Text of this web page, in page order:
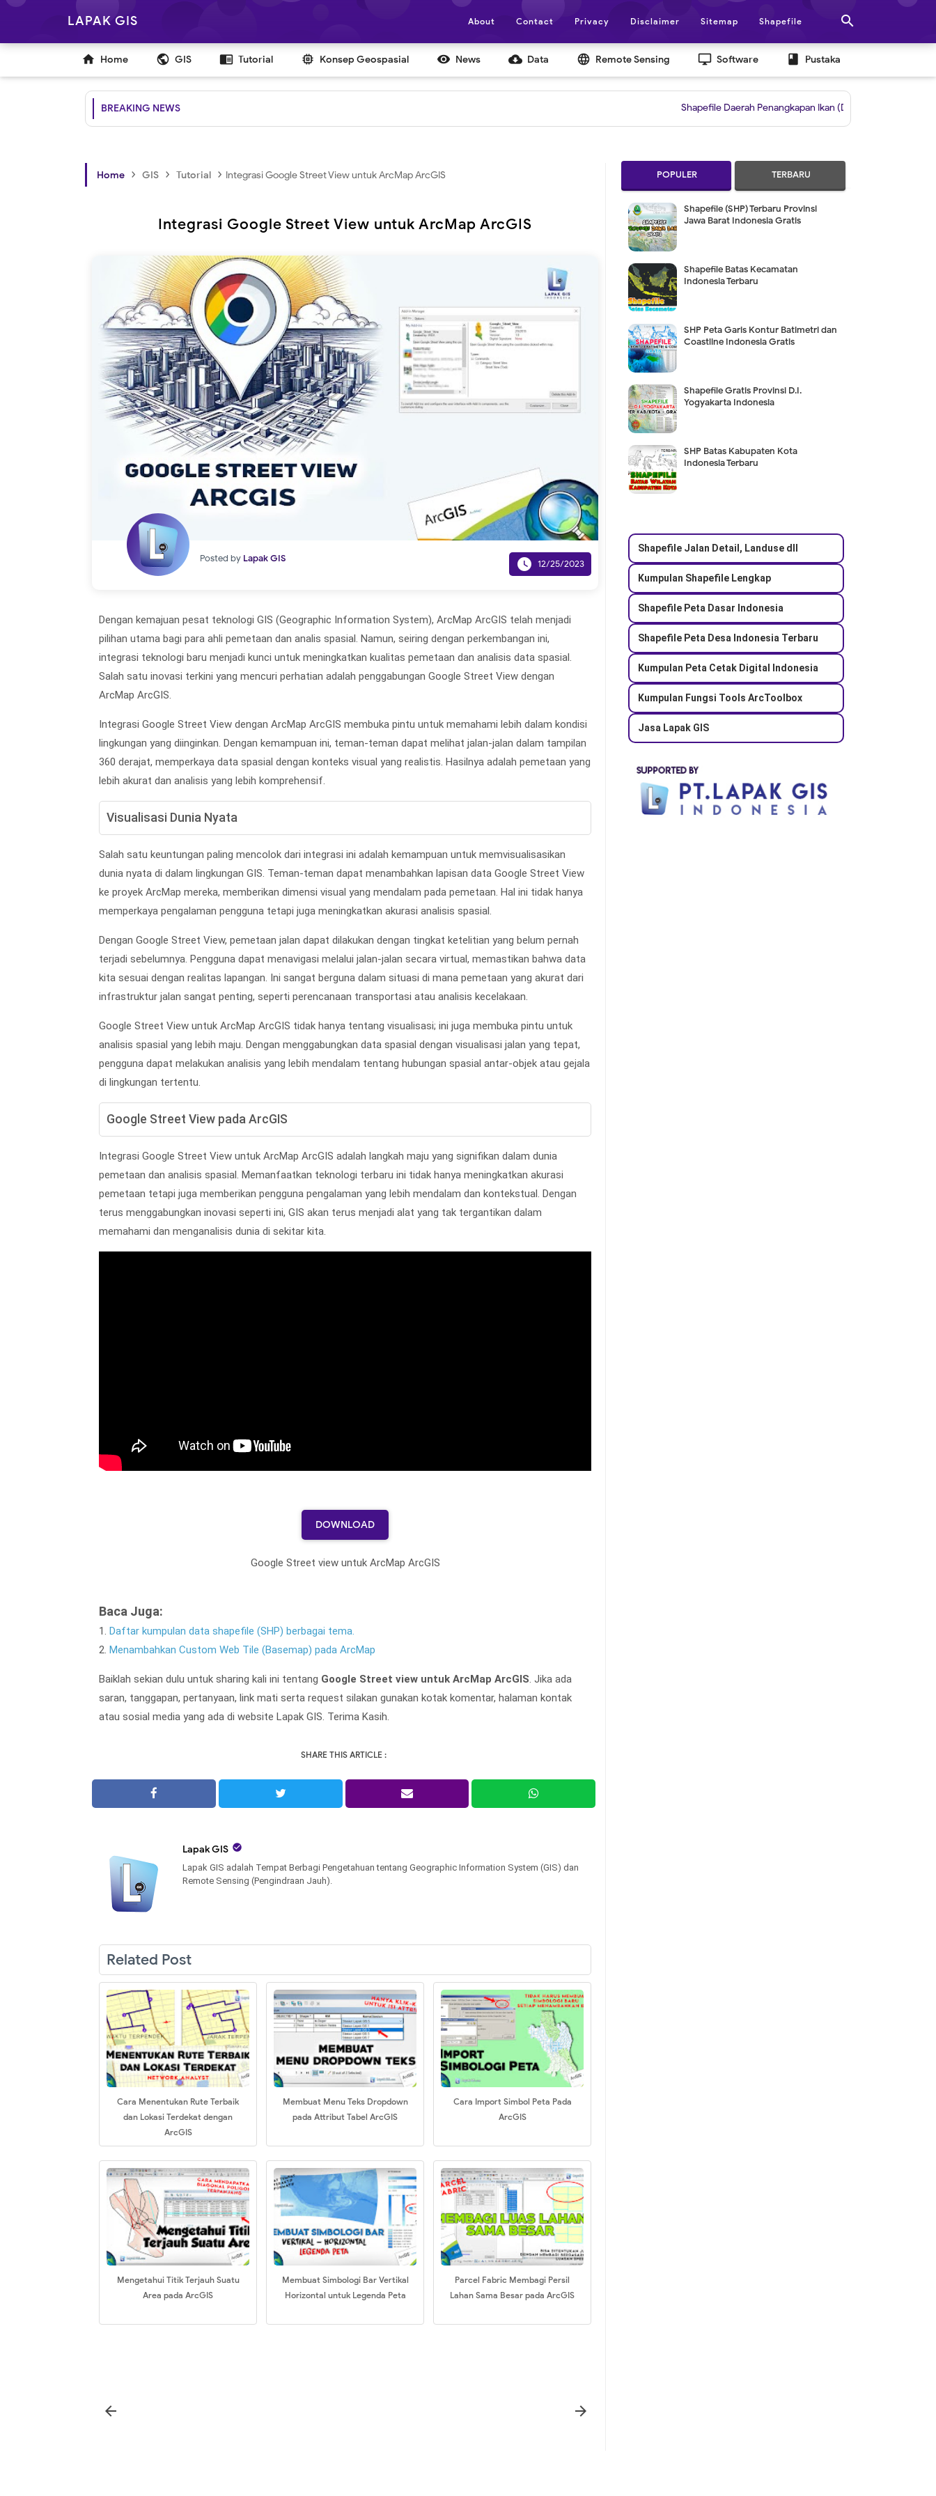
LAPAK GIS 
About Contact Privacy Disclaimer Sitemap Shapefile
 Home public GIS chrome_reader_mode Tutorial  Konsep Geospasial  News cloud_download Data language Remote Sensing desktop_windows Software book Pustaka
BREAKING NEWS Shapefile Daerah Penangkapan Ikan (DPI) | Grid untuk Layout
Home › GIS › Tutorial › Integrasi Google Street View untuk ArcMap ArcGIS
Integrasi Google Street View untuk ArcMap ArcGIS
Posted by Lapak GIS  12/25/2023
Dengan kemajuan pesat teknologi GIS (Geographic Information System), ArcMap ArcGIS telah menjadi
pilihan utama bagi para ahli pemetaan dan analis spasial. Namun, seiring dengan perkembangan ini,
integrasi teknologi baru menjadi kunci untuk meningkatkan kualitas pemetaan dan analisis data spasial.
Salah satu inovasi terkini yang mencuri perhatian adalah penggabungan Google Street View dengan
ArcMap ArcGIS.
Integrasi Google Street View dengan ArcMap ArcGIS membuka pintu untuk memahami lebih dalam kondisi
lingkungan yang diinginkan. Dengan kemampuan ini, teman-teman dapat melihat jalan-jalan dalam tampilan
360 derajat, memperkaya data spasial dengan konteks visual yang realistis. Hasilnya adalah pemetaan yang
lebih akurat dan analisis yang lebih komprehensif.
Visualisasi Dunia Nyata
Salah satu keuntungan paling mencolok dari integrasi ini adalah kemampuan untuk memvisualisasikan
dunia nyata di dalam lingkungan GIS. Teman-teman dapat menambahkan lapisan data Google Street View
ke proyek ArcMap mereka, memberikan dimensi visual yang mendalam pada pemetaan. Hal ini tidak hanya
memperkaya pengalaman pengguna tetapi juga meningkatkan akurasi analisis spasial.
Dengan Google Street View, pemetaan jalan dapat dilakukan dengan tingkat ketelitian yang belum pernah
terjadi sebelumnya. Pengguna dapat menavigasi melalui jalan-jalan secara virtual, memastikan bahwa data
kita sesuai dengan realitas lapangan. Ini sangat berguna dalam situasi di mana pemetaan yang akurat dari
infrastruktur jalan sangat penting, seperti perencanaan transportasi atau analisis kecelakaan.
Google Street View untuk ArcMap ArcGIS tidak hanya tentang visualisasi; ini juga membuka pintu untuk
analisis spasial yang lebih maju. Dengan menggabungkan data spasial dengan visualisasi jalan yang tepat,
pengguna dapat melakukan analisis yang lebih mendalam tentang hubungan spasial antar-objek atau gejala
di lingkungan tertentu.
Google Street View pada ArcGIS
Integrasi Google Street View untuk ArcMap ArcGIS adalah langkah maju yang signifikan dalam dunia
pemetaan dan analisis spasial. Memanfaatkan teknologi terbaru ini tidak hanya meningkatkan akurasi
pemetaan tetapi juga memberikan pengguna pengalaman yang lebih mendalam dan kontekstual. Dengan
terus menggabungkan inovasi seperti ini, GIS akan terus menjadi alat yang tak tergantikan dalam
memahami dan menganalisis dunia di sekitar kita.
DOWNLOAD
Google Street view untuk ArcMap ArcGIS
Baca Juga:
1. Daftar kumpulan data shapefile (SHP) berbagai tema.
2. Menambahkan Custom Web Tile (Basemap) pada ArcMap
Baiklah sekian dulu untuk sharing kali ini tentang Google Street view untuk ArcMap ArcGIS. Jika ada
saran, tanggapan, pertanyaan, link mati serta request silakan gunakan kotak komentar, halaman kontak
atau sosial media yang ada di website Lapak GIS. Terima Kasih.
SHARE THIS ARTICLE :
Lapak GIS 
Lapak GIS adalah Tempat Berbagi Pengetahuan tentang Geographic Information System (GIS) dan
Remote Sensing (Pengindraan Jauh).
Related Post
Cara Menentukan Rute Terbaik
dan Lokasi Terdekat dengan
ArcGIS
Membuat Menu Teks Dropdown
pada Attribut Tabel ArcGIS
Cara Import Simbol Peta Pada
ArcGIS
Mengetahui Titik Terjauh Suatu
Area pada ArcGIS
Membuat Simbologi Bar Vertikal
Horizontal untuk Legenda Peta
Parcel Fabric Membagi Persil
Lahan Sama Besar pada ArcGIS
 
POPULER TERBARU
Shapefile (SHP) Terbaru Provinsi
Jawa Barat Indonesia Gratis
Shapefile Batas Kecamatan
Indonesia Terbaru
SHP Peta Garis Kontur Batimetri dan
Coastline Indonesia Gratis
Shapefile Gratis Provinsi D.I.
Yogyakarta Indonesia
SHP Batas Kabupaten Kota
Indonesia Terbaru
Shapefile Jalan Detail, Landuse dll
Kumpulan Shapefile Lengkap
Shapefile Peta Dasar Indonesia
Shapefile Peta Desa Indonesia Terbaru
Kumpulan Peta Cetak Digital Indonesia
Kumpulan Fungsi Tools ArcToolbox
Jasa Lapak GIS